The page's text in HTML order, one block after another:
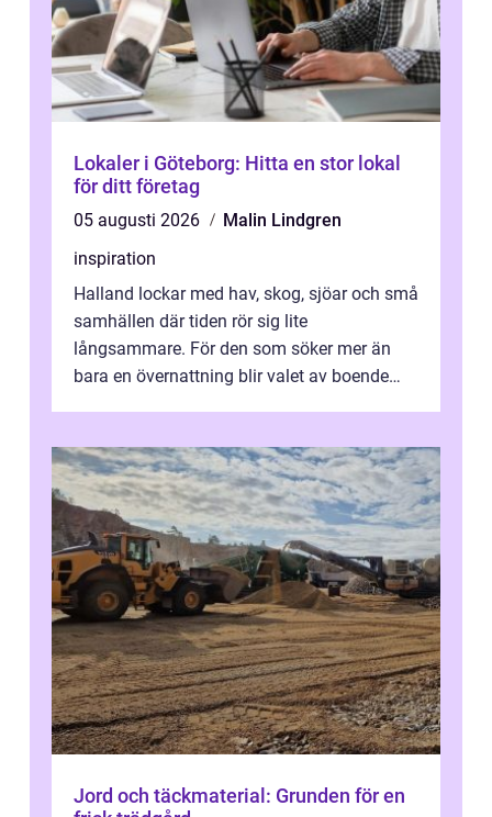
Lokaler i Göteborg: Hitta en stor lokal
för ditt företag
05 augusti 2026
Malin Lindgren
inspiration
Halland lockar med hav, skog, sjöar och små
samhällen där tiden rör sig lite
långsammare. För den som söker mer än
bara en övernattning blir valet av boende
Jord och täckmaterial: Grunden för en